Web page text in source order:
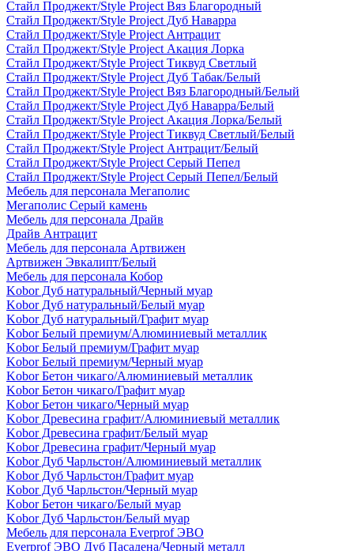
Стайл Проджект/Style Project Вяз Благородный
Стайл Проджект/Style Project Дуб Наварра
Стайл Проджект/Style Project Антрацит
Стайл Проджект/Style Project Акация Лорка
Стайл Проджект/Style Project Тиквуд Светлый
Стайл Проджект/Style Project Дуб Табак/Белый
Стайл Проджект/Style Project Вяз Благородный/Белый
Стайл Проджект/Style Project Дуб Наварра/Белый
Стайл Проджект/Style Project Акация Лорка/Белый
Стайл Проджект/Style Project Тиквуд Светлый/Белый
Стайл Проджект/Style Project Антрацит/Белый
Стайл Проджект/Style Project Серый Пепел
Стайл Проджект/Style Project Серый Пепел/Белый
Мебель для персонала Мегаполис
Мегаполис Серый камень
Мебель для персонала Драйв
Драйв Антрацит
Мебель для персонала Артвижен
Артвижен Эвкалипт/Белый
Мебель для персонала Кобор
Kobor Дуб натуральный/Черный муар
Kobor Дуб натуральный/Белый муар
Kobor Дуб натуральный/Графит муар
Kobor Белый премиум/Алюминиевый металлик
Kobor Белый премиум/Графит муар
Kobor Белый премиум/Черный муар
Kobor Бетон чикаго/Алюминиевый металлик
Kobor Бетон чикаго/Графит муар
Kobor Бетон чикаго/Черный муар
Kobor Древесина графит/Алюминиевый металлик
Kobor Древесина графит/Белый муар
Kobor Древесина графит/Черный муар
Kobor Дуб Чарльстон/Алюминиевый металлик
Kobor Дуб Чарльстон/Графит муар
Kobor Дуб Чарльстон/Черный муар
Kobor Бетон чикаго/Белый муар
Kobor Дуб Чарльстон/Белый муар
Мебель для персонала Everprof ЭВО
Everprof ЭВО Дуб Пасадена/Черный металл